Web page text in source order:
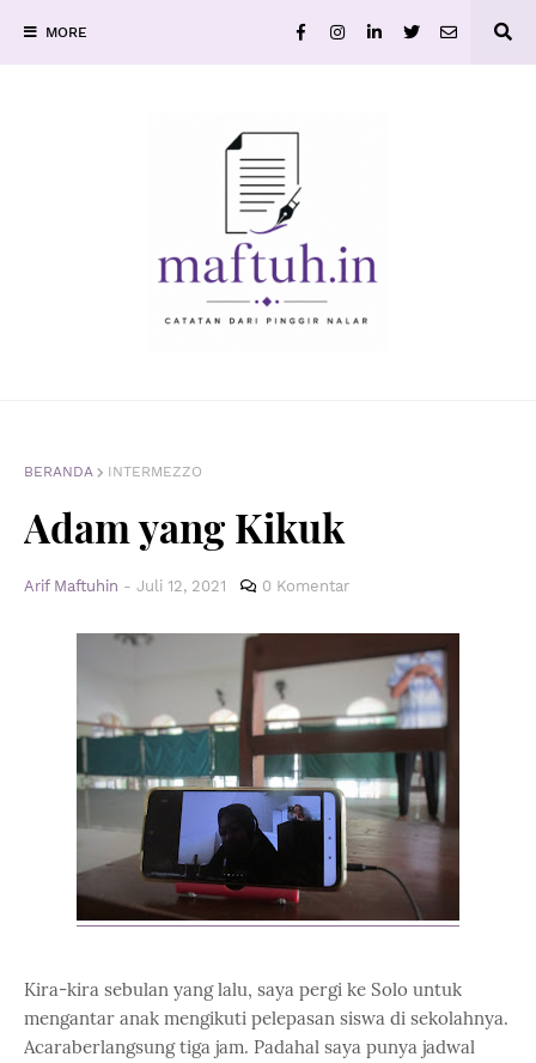
MORE
BERANDA INTERMEZZO
Adam yang Kikuk
Arif Maftuhin - Juli 12, 2021 0 Komentar
Kira-kira sebulan yang lalu, saya pergi ke Solo untuk
mengantar anak mengikuti pelepasan siswa di sekolahnya.
Acaraberlangsung tiga jam. Padahal saya punya jadwal